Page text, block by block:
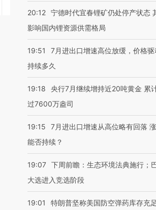
有意思的生活方式·第三对
20:12 宁德时代宜春锂矿仍处停产状态
影响国内锂资源供需格局
19:51
7月进出口增速高位放缓，价格
持续多久
19:18
央行7月继续增持近20吨黄金 累
过7600万盎司
19:15
7月进出口增速从高位略有回落
能否持续？
19:07 下周前瞻：生态环境法典施行；
大选进入竞选阶段
19:01
特朗普坚称美国防空弹药库存充